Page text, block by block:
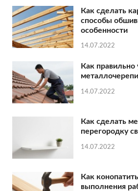
Как сделать
способы
особенности
14.07.2022
Как правильно
14.07.2022
Как сделать
перегородку
14.07.2022
Как
выполнения